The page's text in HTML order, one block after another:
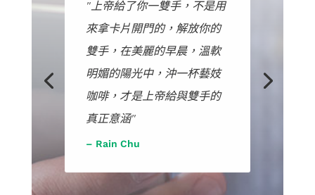
"上帝給了你一雙手，不是用
來拿卡片開門的，解放你的
雙手，在美麗的早晨，溫軟
明媚的陽光中，沖一杯藝妓
咖啡，才是上帝給與雙手的
真正意涵"
– Rain Chu